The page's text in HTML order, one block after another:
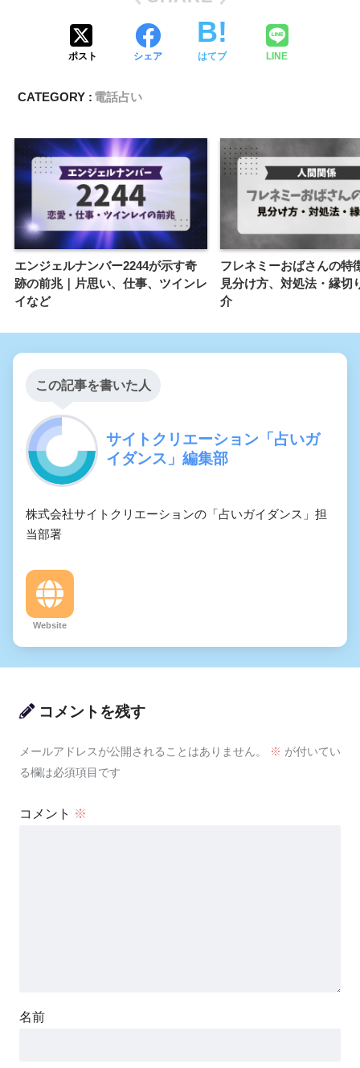
ポスト シェア はてブ LINE
CATEGORY : 電話占い
エンジェルナンバー2244が示す奇
跡の前兆｜片思い、仕事、ツインレ
イなど
フレネミーおばさんの特
見分け方、対処法・縁切
介
この記事を書いた人
サイトクリエーション「占いガ
イダンス」編集部
株式会社サイトクリエーションの「占いガイダンス」担
当部署
Website
コメントを残す
メールアドレスが公開されることはありません。 ※ が付いてい
る欄は必須項目です
コメント ※
名前